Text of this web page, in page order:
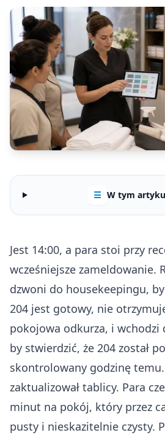
☰ W tym
Jest 14:00, a para stoi przy
wcześniejsze zameldowanie.
dzwoni do housekeepingu,
204 jest gotowy, nie
pokojowa odkurza, i wchodzi
by stwierdzić, że 204 został
skontrolowany godzinę
zaktualizował tablicy. Para
minut na pokój, który przez
pusty i nieskazitelnie czysty.